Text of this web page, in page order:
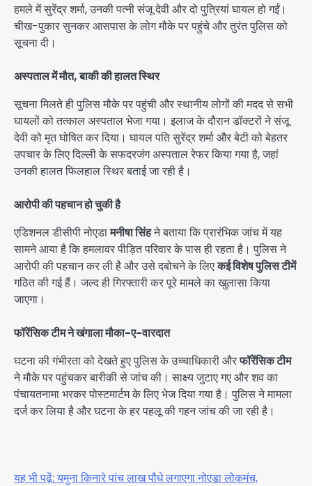
हमले में सुरेंद्र शर्मा, उनकी पत्नी संजू देवी और दो पुत्रियां घायल हो गईं।
चीख-पुकार सुनकर आसपास के लोग मौके पर पहुंचे और तुरंत पुलिस को
सूचना दी।
अस्पताल में मौत, बाकी की हालत स्थिर
सूचना मिलते ही पुलिस मौके पर पहुंची और स्थानीय लोगों की मदद से सभी
घायलों को तत्काल अस्पताल भेजा गया। इलाज के दौरान डॉक्टरों ने संजू
देवी को मृत घोषित कर दिया। घायल पति सुरेंद्र शर्मा और बेटी को बेहतर
उपचार के लिए दिल्ली के सफदरजंग अस्पताल रेफर किया गया है, जहां
उनकी हालत फिलहाल स्थिर बताई जा रही है।
आरोपी की पहचान हो चुकी है
एडिशनल डीसीपी नोएडामनीषा सिंहने बताया कि प्रारंभिक जांच में यह
सामने आया है कि हमलावर पीड़ित परिवार के पास ही रहता है। पुलिस ने
आरोपी की पहचान कर ली है और उसे दबोचने के लिएकई विशेष पुलिस टीमें
गठित की गई हैं। जल्द ही गिरफ्तारी कर पूरे मामले का खुलासा किया
जाएगा।
फॉरेंसिक टीम ने खंगाला मौका-ए-वारदात
घटना की गंभीरता को देखते हुए पुलिस के उच्चाधिकारी औरफॉरेंसिक टीम
ने मौके पर पहुंचकर बारीकी से जांच की। साक्ष्य जुटाए गए और शव का
पंचायतनामा भरकर पोस्टमार्टम के लिए भेज दिया गया है। पुलिस ने मामला
दर्ज कर लिया है और घटना के हर पहलू की गहन जांच की जा रही है।
यह भी पढ़ें: यमुना किनारे पांच लाख पौधे लगाएगा नोएडा लोकमंच,